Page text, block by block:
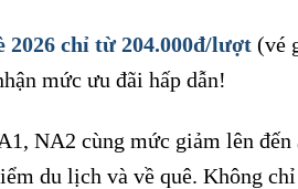
2026 chỉ từ 204.000đ/lượt (vé
mức ưu đãi hấp dẫn!
NA2 cùng mức giảm lên đến
du lịch và về quê. Không